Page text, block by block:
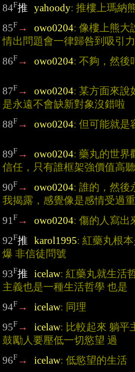
84F推 yahoody: 推樓上瑪納
85F → owo0204: 像樓上熊大
情出問題會一律歸咎到吸引力
86F → owo0204: 不夠，然後
87F → owo0204: 某方面來說
是永遠不會缺新對象沒錯啦
88F → owo0204: 但可能就是
89F → owo0204: 藥丸的世界
信任，只有誰框架強價值高聽
90F → owo0204: 誰的，然後
我揭露，感覺像是感情受過重
91F → owo0204: 傷的人寫出
92F推 karol1995: 紅藥丸根
爆 非信徒問號
93F推 icelaw: 紅藥丸就生活
主義也是一種生活哲學 也是
94F → icelaw: 同理
95F → icelaw: 比較起來 躺平
鼓勵人要壓低一切慾望 過
96F → icelaw: 低慾望的生活